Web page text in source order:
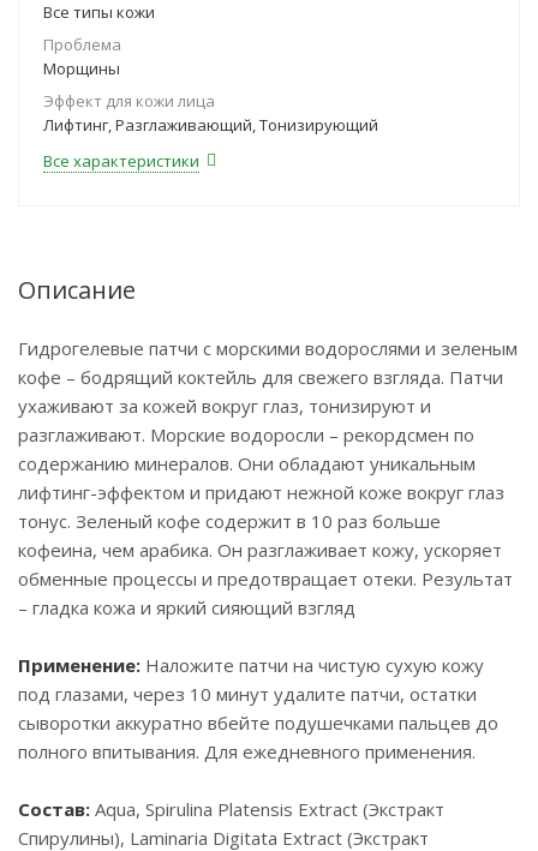
Все типы кожи
Проблема
Морщины
Эффект для кожи лица
Лифтинг, Разглаживающий, Тонизирующий
Все характеристики
Описание
Гидрогелевые патчи с морскими водорослями и зеленым
кофе – бодрящий коктейль для свежего взгляда. Патчи
ухаживают за кожей вокруг глаз, тонизируют и
разглаживают. Морские водоросли – рекордсмен по
содержанию минералов. Они обладают уникальным
лифтинг-эффектом и придают нежной коже вокруг глаз
тонус. Зеленый кофе содержит в 10 раз больше
кофеина, чем арабика. Он разглаживает кожу, ускоряет
обменные процессы и предотвращает отеки. Результат
– гладка кожа и яркий сияющий взгляд
Применение: Наложите патчи на чистую сухую кожу
под глазами, через 10 минут удалите патчи, остатки
сыворотки аккуратно вбейте подушечками пальцев до
полного впитывания. Для ежедневного применения.
Состав: Aqua, Spirulina Platensis Extract (Экстракт
Спирулины), Laminaria Digitata Extract (Экстракт